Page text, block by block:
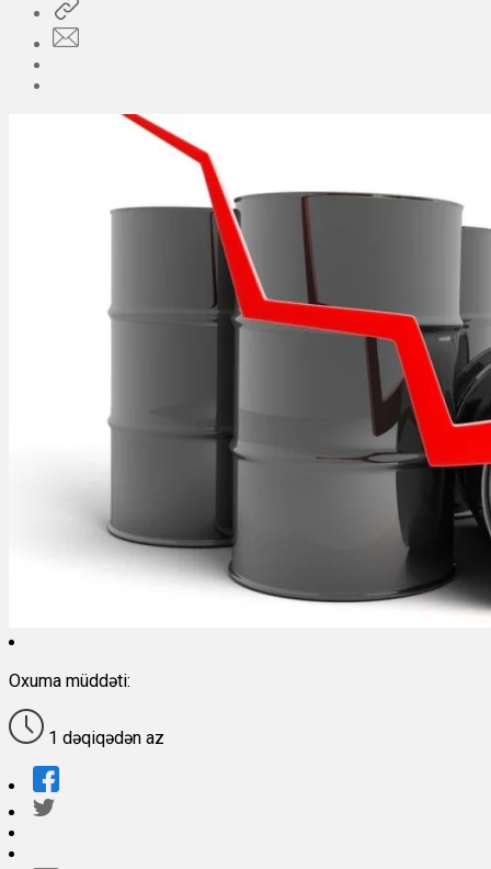
Oxuma müddəti:
1 dəqiqədən az